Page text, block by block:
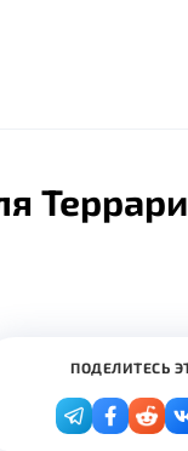
ПОДЕЛИТЕСЬ